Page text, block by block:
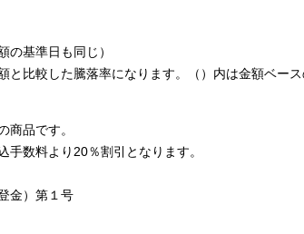
基準日も同じ）
比較した騰落率になります。（）内は金額ベー
品です。
数料より20％割引となります。
金）第１号